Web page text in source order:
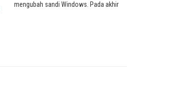
mengubah sandi Windows. Pada akhir